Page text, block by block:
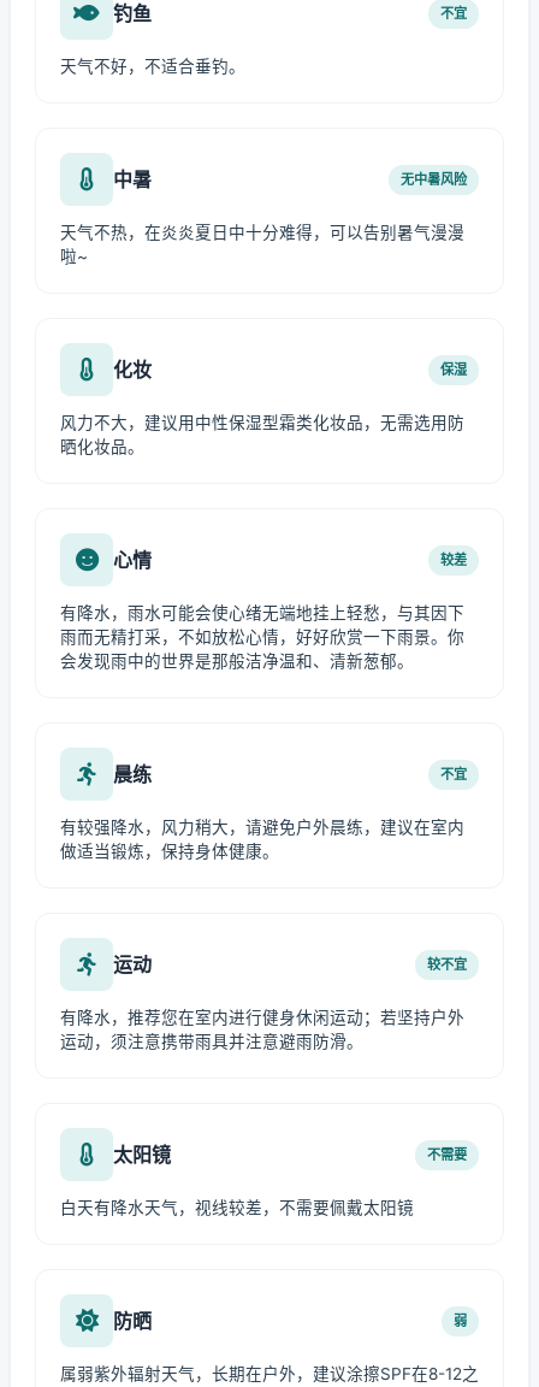
钓鱼 不宜
天气不好，不适合垂钓。
中暑 无中暑风险
天气不热，在炎炎夏日中十分难得，可以告别暑气漫漫
啦~
化妆 保湿
风力不大，建议用中性保湿型霜类化妆品，无需选用防
晒化妆品。
心情 较差
有降水，雨水可能会使心绪无端地挂上轻愁，与其因下
雨而无精打采，不如放松心情，好好欣赏一下雨景。你
会发现雨中的世界是那般洁净温和、清新葱郁。
晨练 不宜
有较强降水，风力稍大，请避免户外晨练，建议在室内
做适当锻炼，保持身体健康。
运动 较不宜
有降水，推荐您在室内进行健身休闲运动；若坚持户外
运动，须注意携带雨具并注意避雨防滑。
太阳镜 不需要
白天有降水天气，视线较差，不需要佩戴太阳镜
防晒 弱
属弱紫外辐射天气，长期在户外，建议涂擦SPF在8-12之